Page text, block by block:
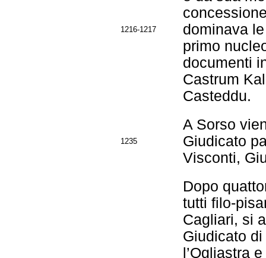
1216-1217
dominava
primo
documenti
Castrum
Casteddu.
1235
A Sorso
Giudicato
Visconti,
Dopo
tutti filo-
Cagliari, si
Giudicato
l’Ogliastra